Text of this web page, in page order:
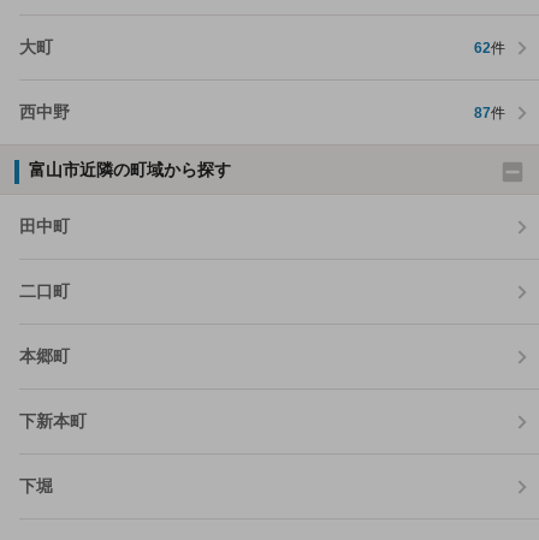
大町 62件
西中野 87件
富山市近隣の町域から探す
田中町
二口町
本郷町
下新本町
下堀